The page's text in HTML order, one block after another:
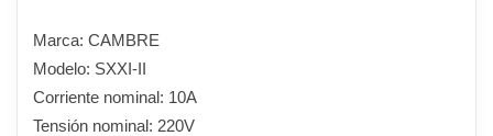
Marca: CAMBRE
Modelo: SXXI-II
Corriente nominal: 10A
Tensión nominal: 220V